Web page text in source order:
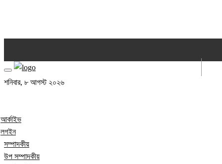
শনিবার, ৮ আগস্ট ২০২৬
আর্কাইভ
লগইন
সম্পাদকীয়
উপ সম্পাদকীয়